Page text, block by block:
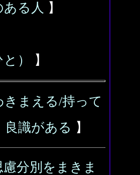
る人 】
） 】
きまえる/持って
良識がある 】
分別をまきま